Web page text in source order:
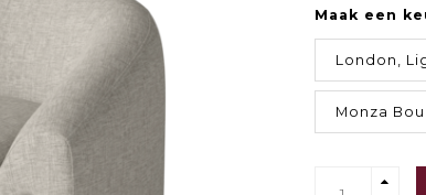
Maak een
London,
Monza